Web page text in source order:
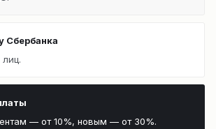
Сбербанка
— от 10%, новым — от 30%.